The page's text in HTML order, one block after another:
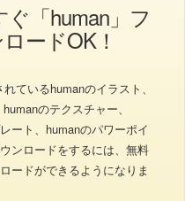
「human」フ
ードOK！
ているhumanのイラスト、
のテクスチャー、
ート、humanのパワーポイ
ンロードをするには、無料
ードができるようになりま